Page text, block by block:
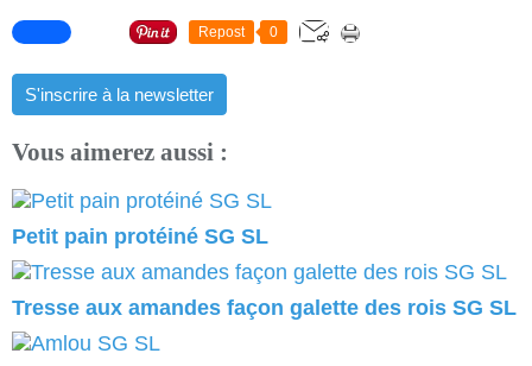
Repost 0
S'inscrire à la newsletter
Vous aimerez aussi :
Petit pain protéiné SG SL
Tresse aux amandes façon galette des rois SG SL